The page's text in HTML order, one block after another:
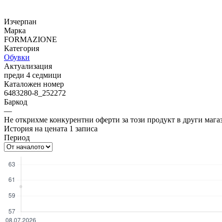
Изчерпан
Марка
FORMAZIONE
Категория
Обувки
Актуализация
преди 4 седмици
Каталожен номер
6483280-8_252272
Баркод
—
Не открихме конкурентни оферти за този продукт в други
История на цената 1 записа
Период